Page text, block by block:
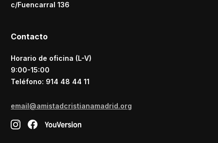
c/Fuencarral 136
Contacto
Horario de oficina (L-V)
9:00-15:00
Teléfono: 914 48 44 11
email@amistadcristianamadrid.org